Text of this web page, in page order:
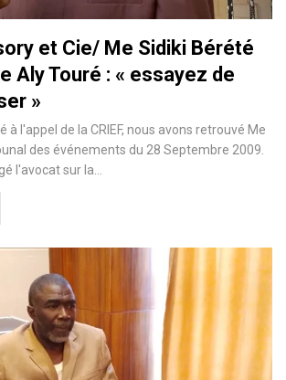
et Cie/ Me Sidiki Bérété
Aly Touré : « essayez de
»
à l'appel de la CRIEF, nous avons retrouvé Me
des événements du 28 Septembre 2009.
l'avocat sur la…